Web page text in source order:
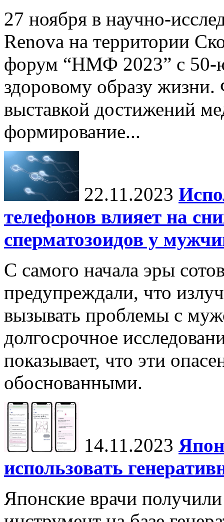
27 ноября в научно-
Renova на территории
форум “НМФ 2023” c 50-
здоровому образу
выставкой достижений
формирование...
22.11.2023
телефонов влияет на
сперматозоидов у
С самого начала эры
предупреждали, что
вызывать проблемы с
долгосрочное
показывает, что эти
обоснованными.
14.11.2023
использовать
Японские врачи